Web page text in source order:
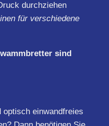
durchziehen
für verschiedene
sind
optisch einwandfreies